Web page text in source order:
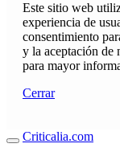
Este sitio web
experiencia de
consentimiento
y la aceptación de
para mayor
Cerrar
Criticalia.com